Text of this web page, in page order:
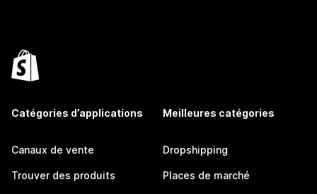
Catégories d’applications
Canaux de vente
Trouver des produits
Meilleures catégories
Dropshipping
Places de marché